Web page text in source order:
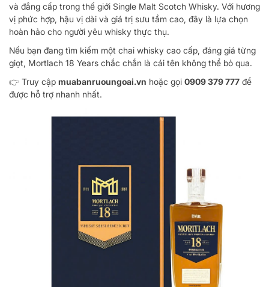
và đẳng cấp trong thế giới Single Malt Scotch Whisky. Với hương
vị phức hợp, hậu vị dài và giá trị sưu tầm cao, đây là lựa chọn
hoàn hảo cho người yêu whisky thực thụ.
Nếu bạn đang tìm kiếm một chai whisky cao cấp, đáng giá từng
giọt, Mortlach 18 Years chắc chắn là cái tên không thể bỏ qua.
👉 Truy cập muabanruoungoai.vn hoặc gọi 0909 379 777 để
được hỗ trợ nhanh nhất.